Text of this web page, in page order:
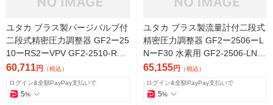
ユタカ ブラス製パージバルブ付
二段式精密圧力調整器 GF2ー25
10ーRS2ーVPV GF2-2510-RS2
-VPV 1個（直送品）
60,711円 （税込）
ログイン&全額PayPay支払いで
5%
ユタカ ブラス製流量計付二段式
精密圧力調整器 GF2ー2506ーL
NーF30 水素用 GF2-2506-LN-F
30 1個（直送品）
65,155円 （税込）
ログイン&全額PayPay支払いで
5%